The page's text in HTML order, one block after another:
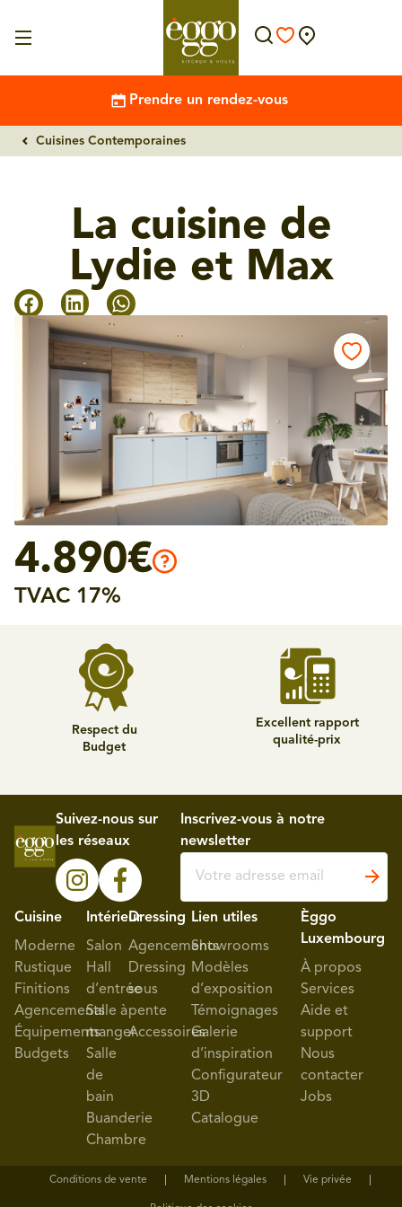
Prendre un rendez-vous
Cuisines Contemporaines
La cuisine de
Lydie et Max
4.890€
TVAC 17%
Respect du
Budget
Excellent rapport
qualité-prix
Suivez-nous sur
les réseaux
Inscrivez-vous à notre
newsletter
Cuisine
Moderne
Rustique
Finitions
Agencements
Équipements
Budgets
Intérieur
Salon
Hall
d’entrée
Salle à
manger
Salle
de
bain
Buanderie
Chambre
Dressing
Agencements
Dressing
sous
pente
Accessoires
Lien utiles
Showrooms
Modèles
d’exposition
Témoignages
Galerie
d’inspiration
Configurateur
3D
Catalogue
Èggo
Luxembourg
À propos
Services
Aide et
support
Nous
contacter
Jobs
Conditions de vente Mentions légales Vie privée